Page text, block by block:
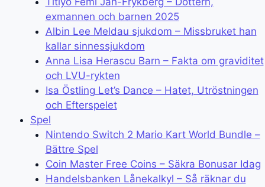
exmannen och barnen 2025
Albin Lee Meldau sjukdom – Missbruket han
kallar sinnessjukdom
Anna Lisa Herascu Barn – Fakta om graviditet
och LVU-rykten
Isa Östling Let’s Dance – Hatet, Utröstningen
och Efterspelet
Spel
Nintendo Switch 2 Mario Kart World Bundle –
Bättre Spel
Coin Master Free Coins – Säkra Bonusar Idag
Handelsbanken Lånekalkyl – Så räknar du